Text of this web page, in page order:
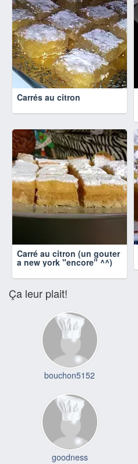
Carrés au citron
Carré au citron (un gouter
a new york "encore" ^^)
Ça leur plait!
bouchon5152
goodness